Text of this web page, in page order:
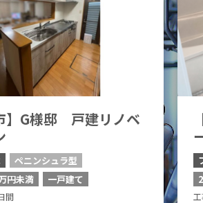
】G様邸 戸建リノベ
ペニンシュラ型
円未満
一戸建て
間